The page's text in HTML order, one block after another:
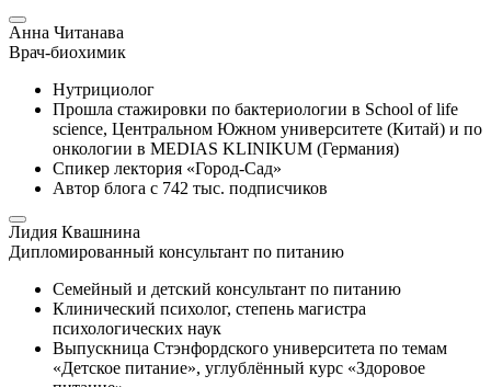
Анна Читанава
Врач-биохимик
Нутрициолог
Прошла стажировки по бактериологии в School of life
science, Центральном Южном университете (Китай) и по
онкологии в MEDIAS KLINIKUM (Германия)
Спикер лектория «Город-Сад»
Автор блога с 742 тыс. подписчиков
Лидия Квашнина
Дипломированный консультант по питанию
Семейный и детский консультант по питанию
Клинический психолог, степень магистра
психологических наук
Выпускница Стэнфордского университета по темам
«Детское питание», углублённый курс «Здоровое